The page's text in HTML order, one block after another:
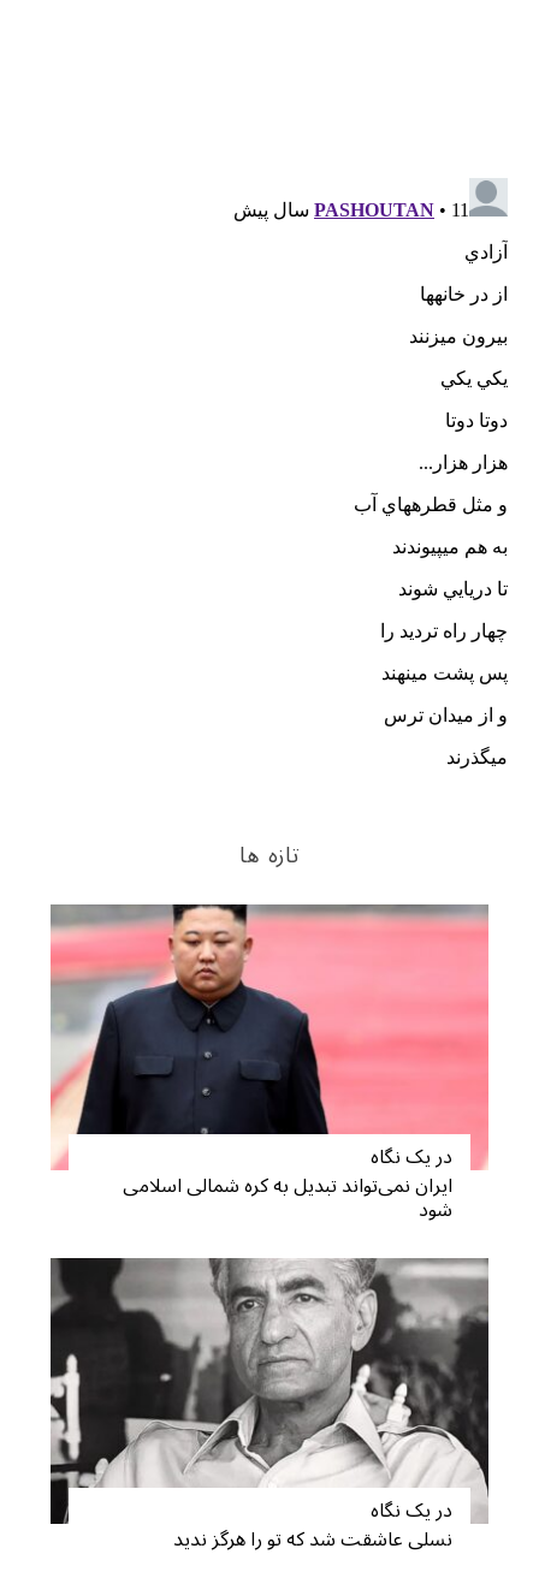
تازه ها
در یک نگاه
ایران نمی‌تواند تبدیل به کره شمالی اسلامی
شود
در یک نگاه
نسلی عاشقت شد که تو را هرگز ندید
S
e
a
r
c
h
f
o
r
: